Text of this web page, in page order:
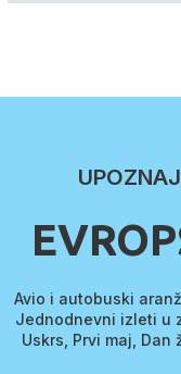
Email adresa
Broj dece
Budžet u eurima
Avio i autobuski
Jednodnevni izleti u
Uskrs, Prvi maj,